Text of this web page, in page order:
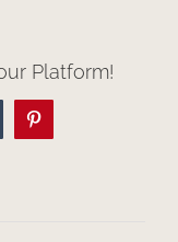
Platform!
Pinterest